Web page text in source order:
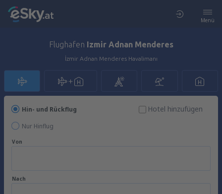
Menü
Flughafen Izmir Adnan Menderes
İzmir Adnan Menderes Havalimanı
Hin- und Rückflug
Nur Hinflug
Hotel hinzufügen
Von
Nach